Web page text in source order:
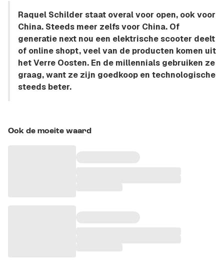
Raquel Schilder staat overal voor open, ook voor
China. Steeds meer zelfs voor China. Of
generatie next nou een elektrische scooter deelt
of online shopt, veel van de producten komen uit
het Verre Oosten. En de millennials gebruiken ze
graag, want ze zijn goedkoop en technologische
steeds beter.
Ook de moeite waard